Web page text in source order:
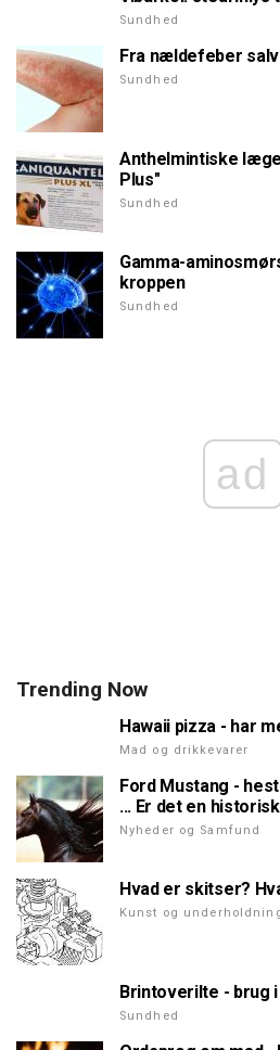
Sundhed
Fra nældefeber
Sundhed
Anthelmintiske
Plus"
Sundhed
Gamma-
kroppen
Sundhed
ad
Trending Now
Hawaii pizza - har
Mad og drikkevarer
Ford Mustang -
... Er det en
Nyheder og Samfund
Hvad er skitser?
Kunst og
Brintoverilte - brug
Sundhed